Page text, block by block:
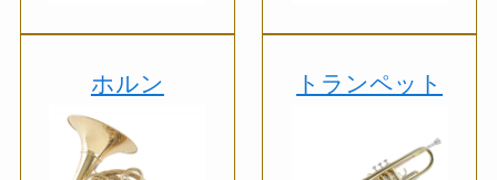
ホルン トランペット